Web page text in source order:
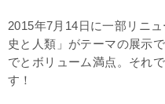
2015年7月14日に一部リニ
史と人類」がテーマの展示
でとボリューム満点。それ
す！